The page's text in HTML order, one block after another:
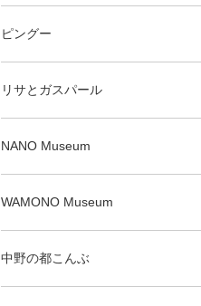
ピングー
リサとガスパール
NANO Museum
WAMONO Museum
中野の都こんぶ